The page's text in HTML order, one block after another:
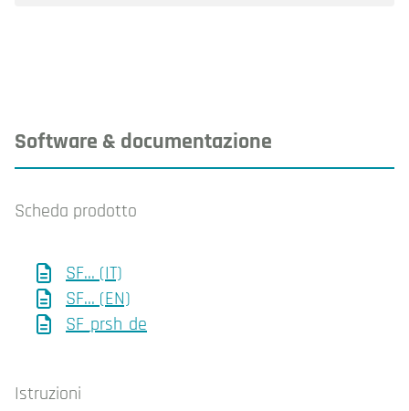
Software & documentazione
Scheda prodotto
SF... (IT)
SF... (EN)
SF_prsh_de
Istruzioni